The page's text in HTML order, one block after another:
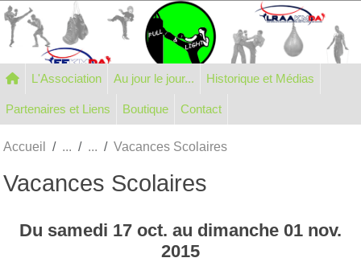
L'Association Au jour le jour... Historique et Médias
Partenaires et Liens Boutique Contact
Accueil Vacances Scolaires
Vacances Scolaires
Du samedi 17 oct. au dimanche 01 nov.
2015
Panneau de gestion des cookies